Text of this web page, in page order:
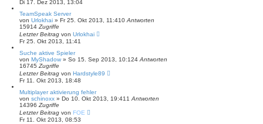
Di 17. Dez 2013, 13:04
TeamSpeak Server
von Urlokhai » Fr 25. Okt 2013, 11:410 Antworten
15914 Zugriffe
Letzter Beitrag von Urlokhai
Fr 25. Okt 2013, 11:41
Suche aktive Spieler
von MyShadow » So 15. Sep 2013, 10:124 Antworten
16745 Zugriffe
Letzter Beitrag von Hardstyle89
Fr 11. Okt 2013, 18:48
Multiplayer aktivierung fehler
von schinoxx » Do 10. Okt 2013, 19:41 1 Antworten
14396 Zugriffe
Letzter Beitrag von FOE
Fr 11. Okt 2013, 08:53